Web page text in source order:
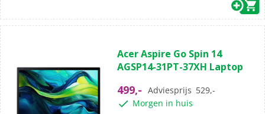
van
de
sterren.
Acer Aspire Go Spin 14
AGSP14-31PT-37XH Laptop
499,- Adviesprijs 529,-
Morgen in huis